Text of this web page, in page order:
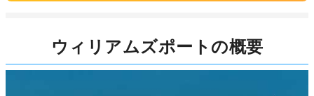
ウィリアムズポートの概要